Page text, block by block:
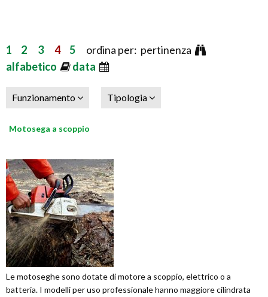
1 2 3 4 5 ordina per: pertinenza
alfabetico
data
Funzionamento Tipologia
Motosega a scoppio
Le motoseghe sono dotate di motore a scoppio, elettrico o a
batteria. I modelli per uso professionale hanno maggiore cilindrata